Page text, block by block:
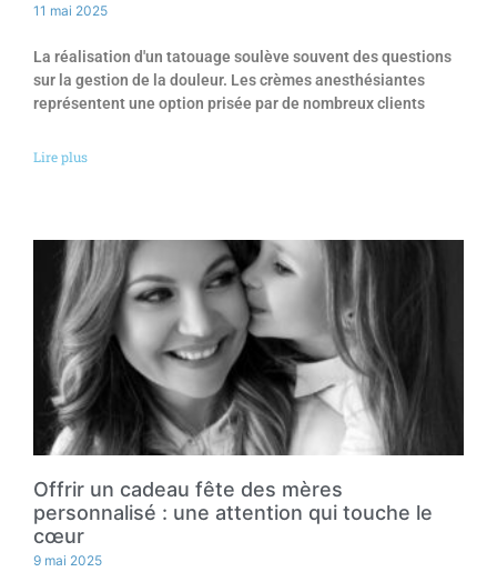
11 mai 2025
La réalisation d'un tatouage soulève souvent des questions
sur la gestion de la douleur. Les crèmes anesthésiantes
représentent une option prisée par de nombreux clients
Lire plus
Offrir un cadeau fête des mères
personnalisé : une attention qui touche le
cœur
9 mai 2025